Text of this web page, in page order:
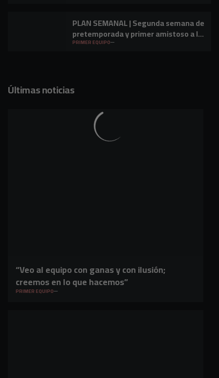
PLAN SEMANAL | Segunda semana de
pretemporada y primer amistoso a la
vista
PRIMER EQUIPO
Últimas noticias
“Veo al equipo con ganas y con ilusión;
creemos en lo que hacemos”
PRIMER EQUIPO